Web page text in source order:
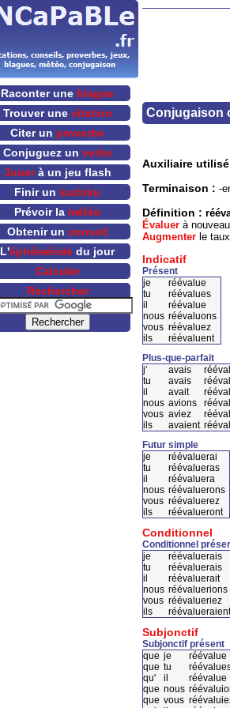
Conjugaison
Auxiliaire
Terminaison : -er
Définition :
Évaluerà nouveau.
Augmenterle taux
Indicatif
Présent
je
réévalue
tu
réévalues
il
réévalue
nous réévaluons
vous réévaluez
ils
réévaluent
Plus-que-parfait
j'
avais
tu
avais
il
avait
nous avions
vous aviez
ils
avaient
Futur simple
je
réévaluerai
tu
réévalueras
il
réévaluera
nous réévaluerons
vous réévaluerez
ils
réévalueront
Conditionnel
Conditionnel
je
réévaluerais
tu
réévaluerais
il
réévaluerait
nous réévaluerions
vous réévalueriez
ils
réévalueraient
Subjonctif
Subjonctif présent
que je
réévalue
que tu
qu'
il
réévalue
que nous
que vous
Raconter une blague
Trouver une citation
Citer un proverbe
Conjuguez un verbe
Jouerà un jeu flash
Finir un sudoku
Prévoir la météo
Obtenir un conseil
L'éphéméride du jour
Calculer
Rechercher